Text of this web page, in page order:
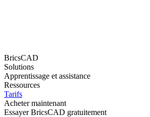
BricsCAD
Solutions
Apprentissage et assistance
Ressources
Tarifs
Acheter maintenant
Essayer BricsCAD gratuitement